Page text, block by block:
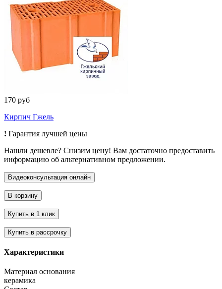
170 руб
Кирпич Гжель
! Гарантия лучшей цены
Нашли дешевле? Снизим цену! Вам достаточно предоставить
информацию об альтернативном предложении.
Характеристики
Материал основания
керамика